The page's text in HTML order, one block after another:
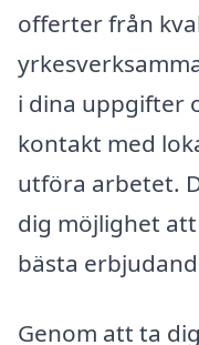
offerter från
i dina uppgifter
kontakt med
utföra arbetet.
dig möjlighet
bästa
Genom att ta